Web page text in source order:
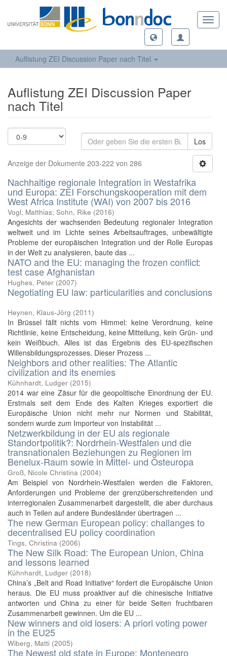
Auflistung ZEI Discussion Paper nach Titel
Auflistung ZEI Discussion Paper
nach Titel
Los
Anzeige der Dokumente 203-222 von 286
Nachhaltige regionale Integration in Westafrika
und Europa: ZEI Forschungskooperation mit dem
West Africa Institute (WAI) von 2007 bis 2016
Vogl, Matthias; Sohn, Rike (2016)
Angesichts der wachsenden Bedeutung regionaler Integration
weltweit und im Lichte seines Arbeitsauftrages, unbewältigte
Probleme der europäischen Integration und der Rolle Europas
in der Welt zu analysieren, baute das ...
NATO and the EU: managing the frozen conflict:
test case Afghanistan
Hughes, Peter (2007)
Negotiating EU law: particularities and conclusions
Heynen, Klaus-Jörg (2011)
In Brüssel fällt nichts vom Himmel: keine Verordnung, keine
Richtlinie, keine Entscheidung, keine Mitteilung, kein Grün- und
kein Weißbuch. Alles ist das Ergebnis des EU-spezifischen
Willensbildungsprozesses. Dieser Prozess ...
Neighbors and other realities: The Atlantic
civilization and its enemies
Kühnhardt, Ludger (2015)
2014 war eine Zäsur für die geopolitische Einordnung der EU.
Erstmals seit dem Ende des Kalten Krieges exportiert die
Europäische Union nicht mehr nur Normen und Stabilität,
sondern wurde zum Importeur von Instabilität ...
Netzwerkbildung in der EU als regionale
Standortpolitik?: Nordrhein-Westfalen und die
transnationalen Beziehungen zu Regionen im
Benelux-Raum sowie in Mittel- und Osteuropa
Groß, Nicole Christina (2004)
Am Beispiel von Nordrhein-Westfalen werden die Faktoren,
Anforderungen und Probleme der grenzüberschreitenden und
interregionalen Zusammenarbeit dargestellt, die aber durchaus
auch in Teilen auf andere Bundesländer übertragen ...
The new German European policy: challanges to
decentralised EU policy coordination
Tings, Christina (2006)
The New Silk Road: The European Union, China
and lessons learned
Kühnhardt, Ludger (2018)
China’s „Belt and Road Initiative“ fordert die Europäische Union
heraus. Die EU muss proaktiver auf die chinesische Initiative
antworten und China zu einer für beide Seiten fruchtbaren
Zusammenarbeit gewinnen. Um die EU ...
New winners and old losers: A priori voting power
in the EU25
Wiberg, Matti (2005)
The Newest old state in Europe: Montenegro